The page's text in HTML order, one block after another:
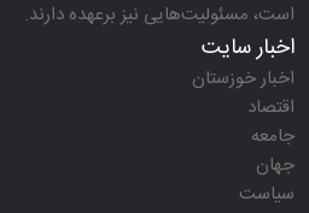
است، مسئولیت‌هایی نیز برعهده دارند.
اخبار سایت
اخبار خوزستان
اقتصاد
جامعه
جهان
سیاست